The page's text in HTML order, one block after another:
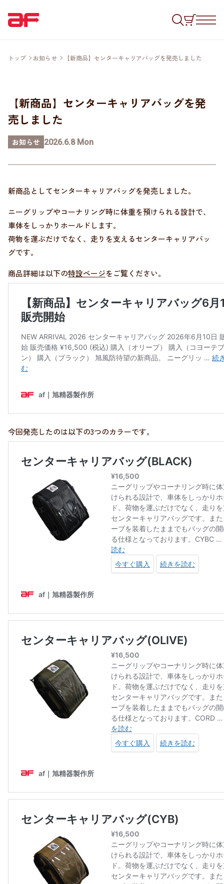
トップ お知らせ 【新商品】センターキャリアバッグを発売しました
【新商品】センターキャリアバッグを発
売しました
お知らせ 2026.6.8 Mon
新商品としてセンターキャリアバッグを発売しました。
ニーグリップやコーナリング時に体重を預けられる設計で、
車体をしっかりホールドします。
荷物を運ぶだけでなく、走りを支えるセンターキャリアバッ
グです。
商品詳細は以下の特設ページをご覧ください。
今回発売したのは以下の3つのカラーです。